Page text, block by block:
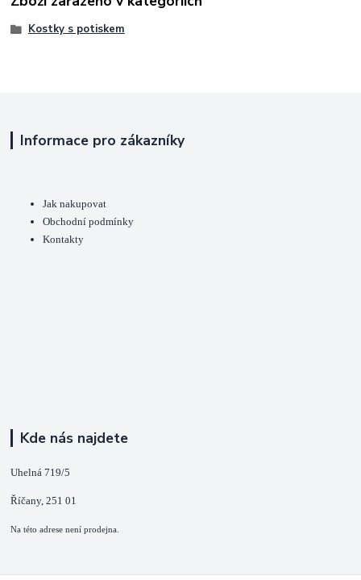
Kostky s potiskem
Informace pro zákazníky
Jak nakupovat
Obchodní podmínky
Kontakty
Kde nás najdete
Uhelná 719/5
Říčany, 251 01
Na této adrese není prodejna.